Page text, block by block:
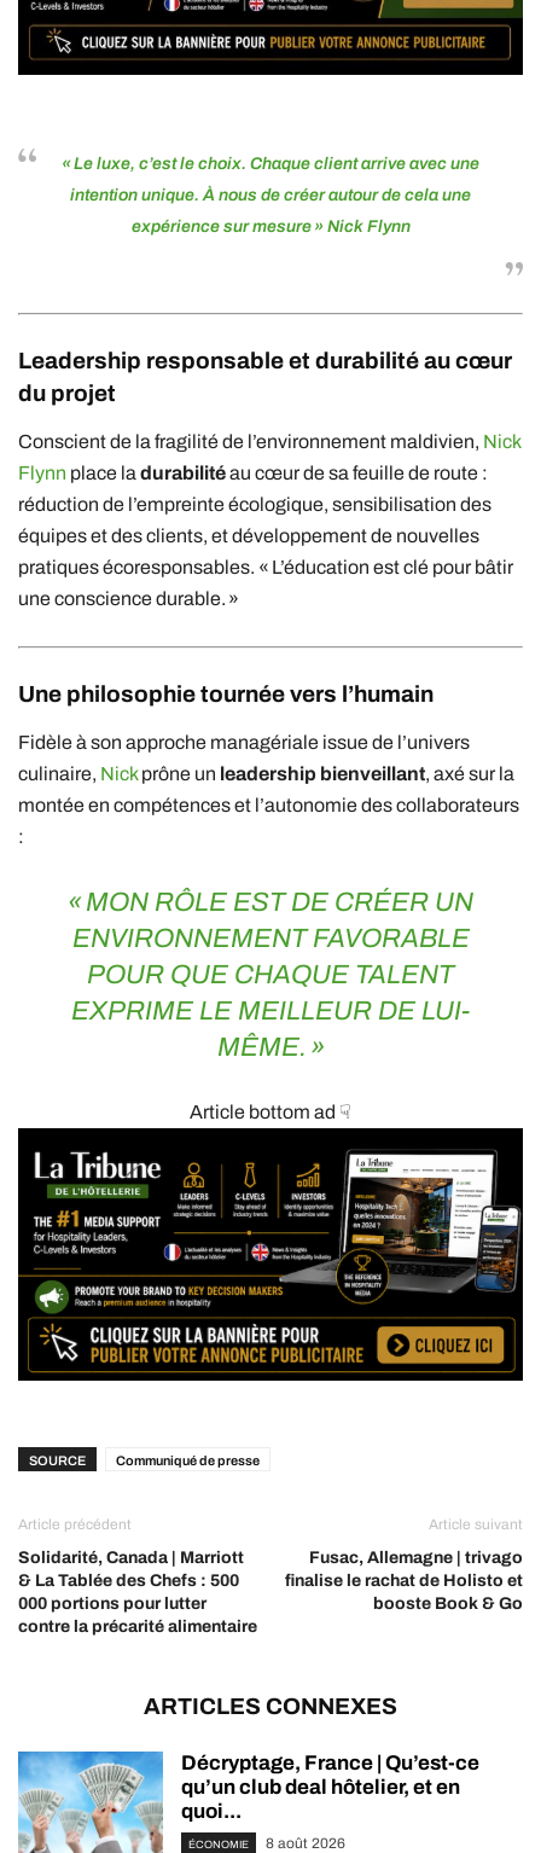
« Le luxe, c’est le choix. Chaque client arrive avec une
intention unique. À nous de créer autour de cela une
expérience sur mesure »Nick Flynn
Leadership responsable et durabilité au cœur
du projet
Conscient de la fragilité de l’environnement maldivien, Nick
Flynn place la durabilitéau cœur de sa feuille de route :
réduction de l’empreinte écologique, sensibilisation des
équipes et des clients, et développement de nouvelles
pratiques écoresponsables. « L’éducation est clé pour bâtir
une conscience durable. »
Une philosophie tournée vers l’humain
Fidèle à son approche managériale issue de l’univers
culinaire, Nickprône un leadership bienveillant, axé sur la
montée en compétences et l’autonomie des collaborateurs
:
« MON RÔLE EST DE CRÉER UN
ENVIRONNEMENT FAVORABLE
POUR QUE CHAQUE TALENT
EXPRIME LE MEILLEUR DE LUI-
MÊME. »
Article bottom ad ☟
SOURCE Communiqué de presse
Article précédent
Solidarité, Canada | Marriott
& La Tablée des Chefs : 500
000 portions pour lutter
contre la précarité alimentaire
Article suivant
Fusac, Allemagne | trivago
finalise le rachat de Holisto et
booste Book & Go
ARTICLES CONNEXES
Décryptage, France | Qu’est-ce
qu’un club deal hôtelier, et en
quoi...
ÉCONOMIE 8 août 2026